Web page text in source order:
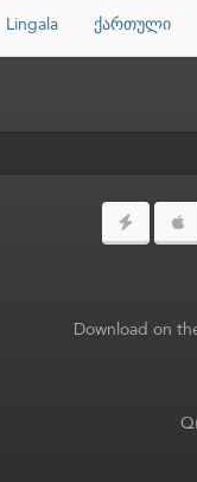
ქართული
Lingala